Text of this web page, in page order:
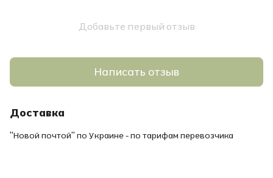
Добавьте первый отзыв
Написать отзыв
Доставка
"Новой почтой" по Украине - по тарифам перевозчика